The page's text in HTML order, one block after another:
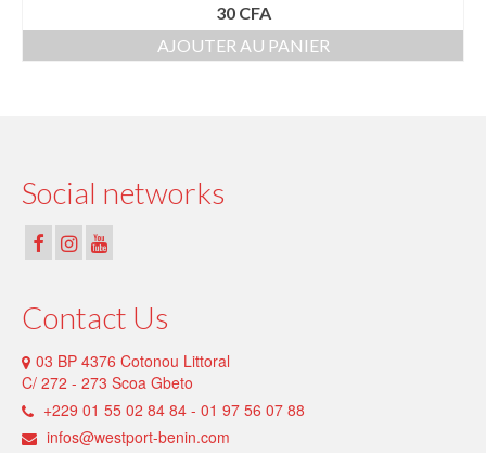
30 CFA
AJOUTER AU PANIER
Social networks
Contact Us
03 BP 4376 Cotonou Littoral
C/ 272 - 273 Scoa Gbeto
+229 01 55 02 84 84 - 01 97 56 07 88
infos@westport-benin.com